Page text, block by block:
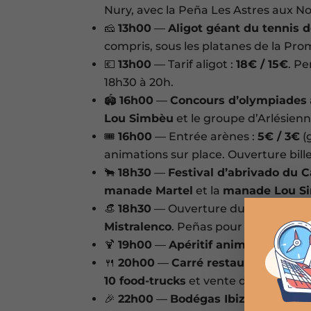
Nury, avec la Peña Les Astres aux
🧀13h00 —Aligot géant du tennis
compris, sous les platanes de la
💶13h00 — Tarif aligot :18€ / 15€.
18h30 à 20h.
🏟️16h00 —Concours d’olympiades
Lou Simbèu et le groupe
🎟️16h00 — Entrée arènes :5€ / 3€
animations sur place. Ouverture
🐂18h30 — Festival d’abrivado du
manade Martel et la manade Lou
👒18h30 — Ouverture du festival par
Mistralenco. Peñas pour le Coupo
🍹19h00 —Apéritif animé dans les
🍴20h00 —Carré restaurationsous
10 food-trucks et vente de vins des
🎉22h00 — Bodégas Ibiza / Latina /